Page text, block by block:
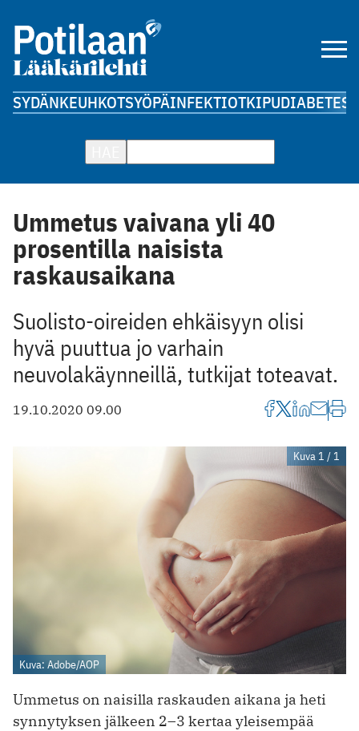
SYDÄNKEUHKOTSYÖPÄINFEKTIOTKIPUDIABETES
Ummetus vaivana yli 40
prosentilla naisista
raskausaikana
Suolisto-oireiden ehkäisyyn olisi
hyvä puuttua jo varhain
neuvolakäynneillä, tutkijat toteavat.
19.10.2020 09.00
Kuva 1 / 1
Kuva: Adobe/AOP
Ummetus on naisilla raskauden aikana ja heti
synnytyksen jälkeen 2–3 kertaa yleisempää